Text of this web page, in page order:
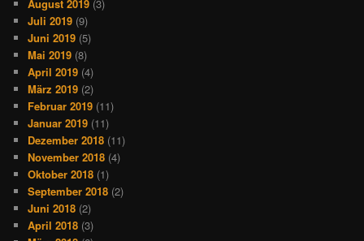
August 2019 (3)
Juli 2019 (9)
Juni 2019 (5)
Mai 2019 (8)
April 2019 (4)
März 2019 (2)
Februar 2019 (11)
Januar 2019 (11)
Dezember 2018 (11)
November 2018 (4)
Oktober 2018 (1)
September 2018 (2)
Juni 2018 (2)
April 2018 (3)